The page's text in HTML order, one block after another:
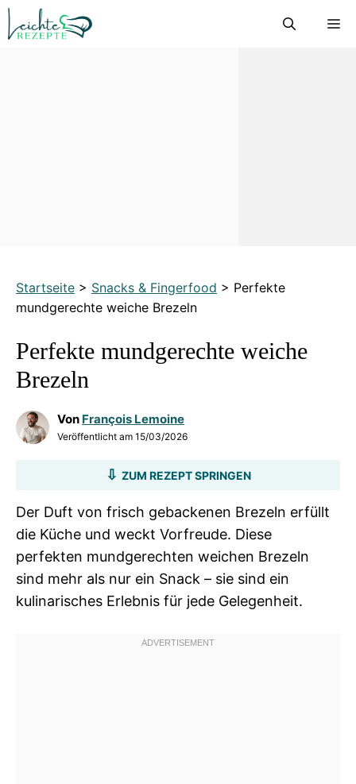
Zum
Inhalt
Startseite > Snacks & Fingerfood > Perfekte
mundgerechte weiche Brezeln
Perfekte mundgerechte weiche
Brezeln
Von François Lemoine
Veröffentlicht am 15/03/2026
ZUM REZEPT SPRINGEN
Der Duft von frisch gebackenen Brezeln erfüllt
die Küche und weckt Vorfreude. Diese
perfekten mundgerechten weichen Brezeln
sind mehr als nur ein Snack – sie sind ein
kulinarisches Erlebnis für jede Gelegenheit.